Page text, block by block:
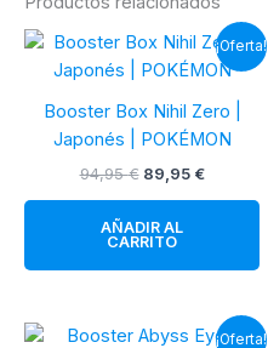
¡Oferta!
Booster Box Nihil Zero |
Japonés | POKÉMON
94,95€ El
era:
89,95 €El
AÑADIR AL
CARRITO
¡Oferta!